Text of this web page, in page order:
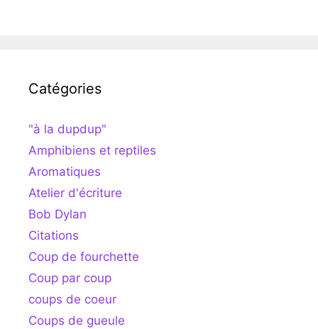
Catégories
"à la dupdup"
Amphibiens et reptiles
Aromatiques
Atelier d'écriture
Bob Dylan
Citations
Coup de fourchette
Coup par coup
coups de coeur
Coups de gueule